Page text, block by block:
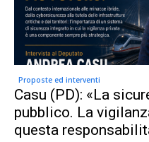
Proposte ed interventi
Casu (PD): «La
pubblico. La
questa